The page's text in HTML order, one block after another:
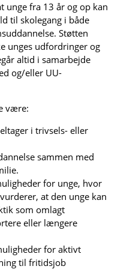
unge fra 13 år og op kan
til skolegang i både
Støtten
unges udfordringer og
altid i samarbejde
og/eller UU-
være:
i trivsels- eller
sammen med
for unge, hvor
at den unge kan
som omlagt
eller længere
for aktivt
til fritidsjob